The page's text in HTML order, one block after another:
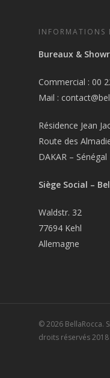
INFORMATIONS
Bureaux &
Commercial : 00
Mail :
Résidence Jean
Route des
DAKAR – Sénégal
Siège Social –
Waldstr. 32
77694 Kehl
Allemagne
© 2026 BellaRocca.
droits réservés